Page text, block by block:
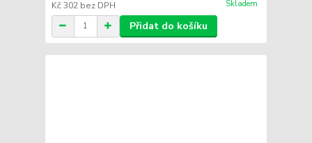
Kč 302 bez DPH Skladem
Přidat do košíku